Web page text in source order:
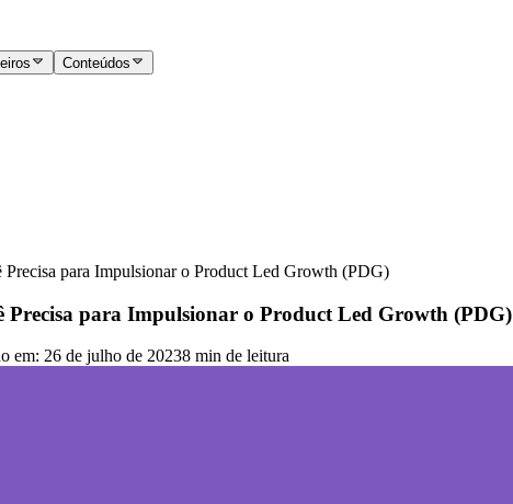
Conteúdos
Precisa para Impulsionar o Product Led Growth (PDG)
Precisa para Impulsionar o Product Led Growth (PDG)
em: 26 de julho de 20238 min de leitura